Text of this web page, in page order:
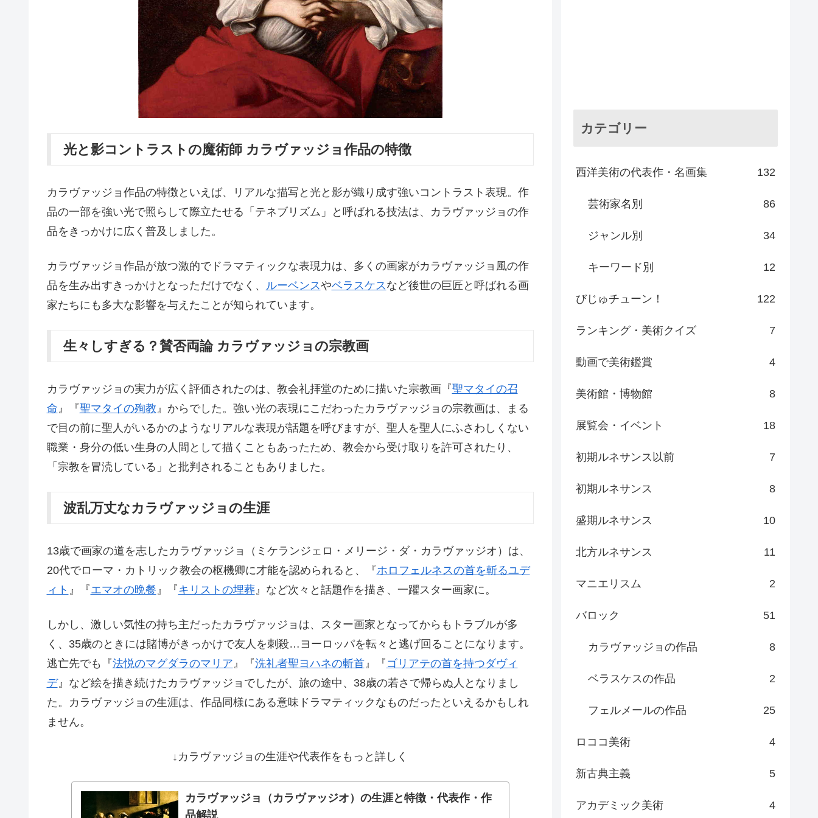
光と影コントラストの魔術師 カラヴァッジョ作品の特徴
カラヴァッジョ作品の特徴といえば、リアルな描写と光と影が織り成す強いコントラスト表現。作
品の一部を強い光で照らして際立たせる「テネブリズム」と呼ばれる技法は、カラヴァッジョの作
品をきっかけに広く普及しました。
カラヴァッジョ作品が放つ激的でドラマティックな表現力は、多くの画家がカラヴァッジョ風の作
品を生み出すきっかけとなっただけでなく、 ルーベンスやベラスケスなど後世の巨匠と呼ばれる画
家たちにも多大な影響を与えたことが知られています。
生々しすぎる？賛否両論 カラヴァッジョの宗教画
カラヴァッジョの実力が広く評価されたのは、教会礼拝堂のために描いた宗教画『聖マタイの召
命 』『聖マタイの殉教 』からでした。強い光の表現にこだわったカラヴァッジョの宗教画は、まる
で目の前に聖人がいるかのようなリアルな表現が話題を呼びますが、聖人を聖人にふさわしくない
職業・身分の低い生身の人間として描くこともあったため、教会から受け取りを許可されたり、
「宗教を冒涜している」と批判されることもありました。
波乱万丈なカラヴァッジョの生涯
13歳で画家の道を志したカラヴァッジョ（ミケランジェロ・メリージ・ダ・カラヴァッジオ）は、
20代でローマ・カトリック教会の枢機卿に才能を認められると、『ホロフェルネスの首を斬るユデ
ィト 』『エマオの晩餐 』『キリストの埋葬』など次々と話題作を描き、一躍スター画家に。
しかし、激しい気性の持ち主だったカラヴァッジョは、スター画家となってからもトラブルが多
く、35歳のときには賭博がきっかけで友人を刺殺…ヨーロッパを転々と逃げ回ることになります。
逃亡先でも『法悦のマグダラのマリア』『洗礼者聖ヨハネの斬首』『 ゴリアテの首を持つダヴィ
デ』など絵を描き続けたカラヴァッジョでしたが、旅の途中、38歳の若さで帰らぬ人となりまし
た。カラヴァッジョの生涯は、作品同様にある意味ドラマティックなものだったといえるかもしれ
ません。
↓カラヴァッジョの生涯や代表作をもっと詳しく
カラヴァッジョ（カラヴァッジオ）の生涯と特徴・代表作・作
品解説
カテゴリー
西洋美術の代表作・名画集 132
芸術家名別 86
ジャンル別 34
キーワード別 12
びじゅチューン！ 122
ランキング・美術クイズ 7
動画で美術鑑賞 4
美術館・博物館 8
展覧会・イベント 18
初期ルネサンス以前 7
初期ルネサンス 8
盛期ルネサンス 10
北方ルネサンス 11
マニエリスム 2
バロック 51
カラヴァッジョの作品 8
ベラスケスの作品 2
フェルメールの作品 25
ロココ美術 4
新古典主義 5
アカデミック美術 4